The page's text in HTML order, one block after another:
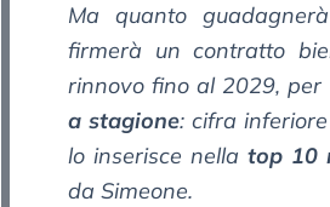
Ma quanto
firmerà un contratto
rinnovo fino al 2029,
a stagione: cifra
lo inserisce nellatop 10
da Simeone.